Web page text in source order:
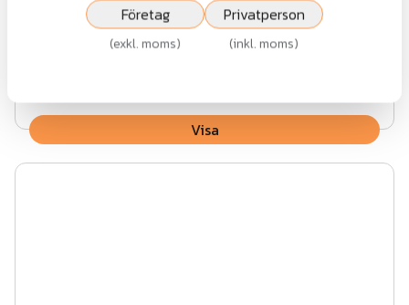
Visa
Företag
(exkl. moms)
Privatperson
(inkl. moms)